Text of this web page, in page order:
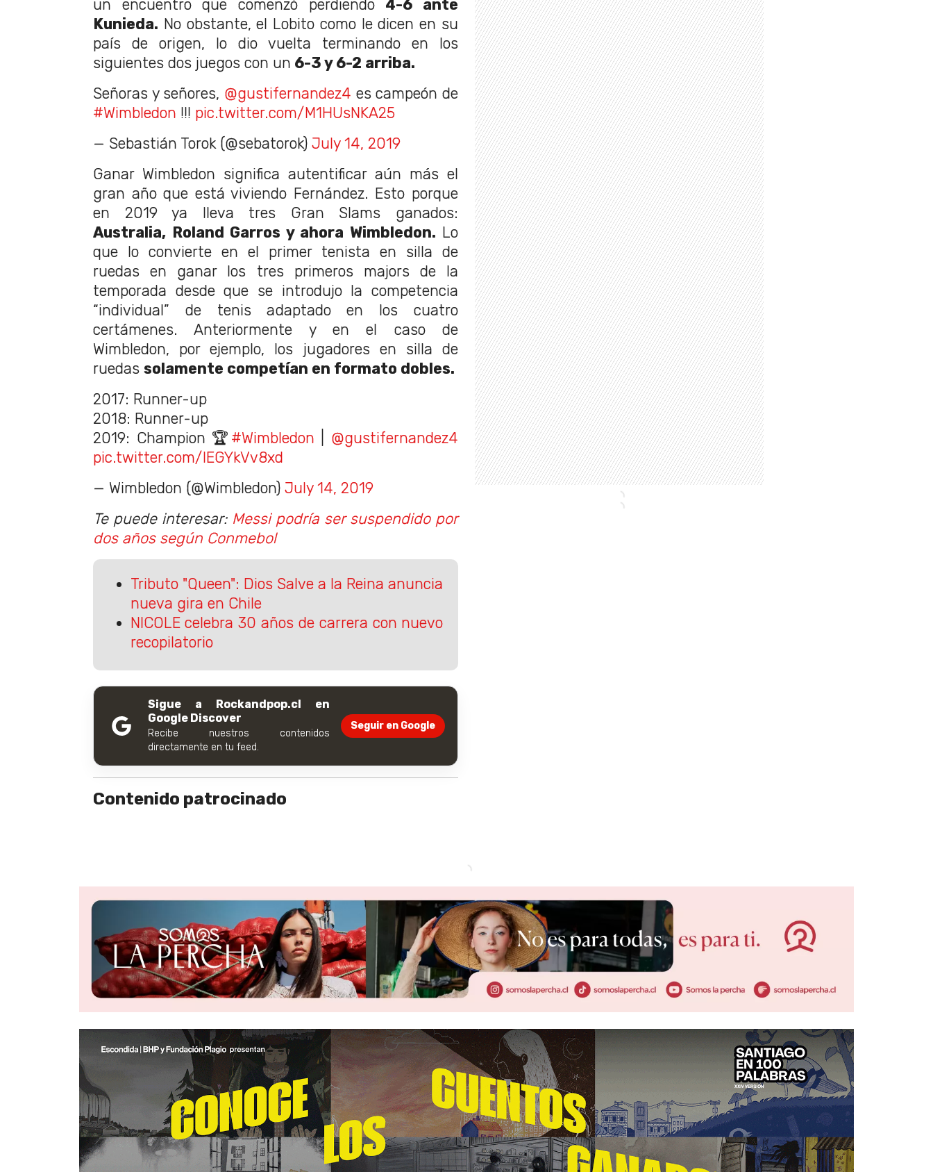
un encuentro que comenzó perdiendo 4-6 ante
Kunieda. No obstante, el Lobito como le dicen en su
país de origen, lo dio vuelta terminando en los
siguientes dos juegos con un 6-3 y 6-2 arriba.
Señoras y señores, @gustifernandez4 es campeón de
#Wimbledon !!! pic.twitter.com/M1HUsNKA25
— Sebastián Torok (@sebatorok) July 14, 2019
Ganar Wimbledon significa autentificar aún más el
gran año que está viviendo Fernández. Esto porque
en 2019 ya lleva tres Gran Slams ganados:
Australia, Roland Garros y ahora Wimbledon. Lo
que lo convierte en el primer tenista en silla de
ruedas en ganar los tres primeros majors de la
temporada desde que se introdujo la competencia
“individual” de tenis adaptado en los cuatro
certámenes. Anteriormente y en el caso de
Wimbledon, por ejemplo, los jugadores en silla de
ruedas solamente competían en formato dobles.
2017: Runner-up
2018: Runner-up
2019: Champion 🏆 #Wimbledon
@gustifernandez4
pic.twitter.com/IEGYkVv8xd
— Wimbledon (@Wimbledon) July 14, 2019
Te puede interesar: Messi podría ser suspendido por
dos años según Conmebol
Tributo "Queen": Dios Salve a la Reina anuncia
nueva gira en Chile
NICOLE celebra 30 años de carrera con nuevo
recopilatorio
Sigue a Rockandpop.cl en
Google Discover
Recibe nuestros contenidos
directamente en tu feed.
Seguir en Google
Contenido patrocinado